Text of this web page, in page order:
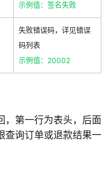
示例值：签名失败
失败错误码，详见错误
码列表
示例值：20002
，第一行为表头，后面
查询订单或退款结果一